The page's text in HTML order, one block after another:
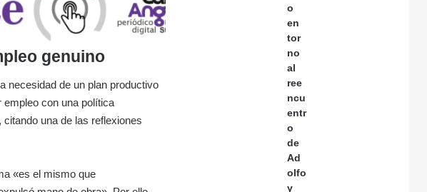
genuino
necesidad de un plan productivo
empleo con una política
una de las reflexiones
«es el mismo que
o
en
tor
no
al
ree
ncu
entr
o
de
Ad
olfo
y